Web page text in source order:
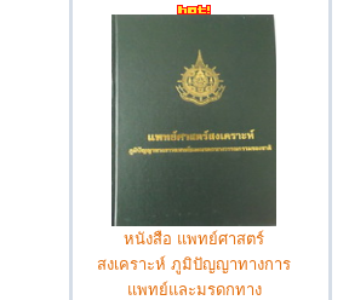
หนังสือ แพทย์ศาสตร์
สงเคราะห์ ภูมิปัญญาทางการ
แพทย์และมรดกทาง